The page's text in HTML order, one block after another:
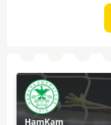
saha avantajını
ve kadro kalitesi
performans sergilemesi